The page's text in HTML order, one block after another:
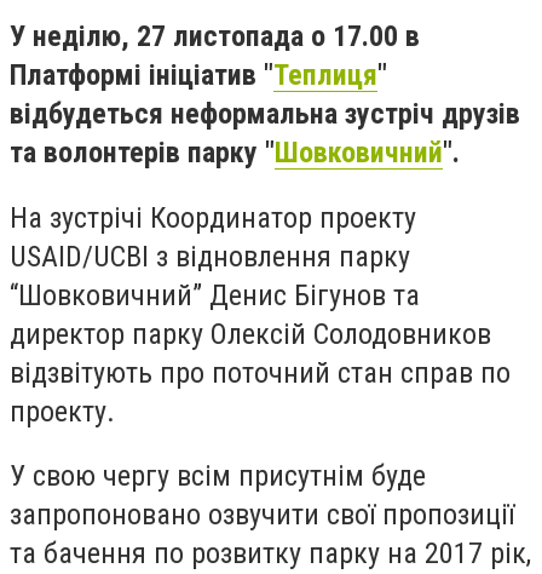
У неділю, 27 листопада о 17.00 в
Платформі ініціатив "Теплиця"
відбудеться неформальна зустріч друзів
та волонтерів парку "Шовковичний".
На зустрічі Координатор проекту
USAID/UCBI з відновлення парку
“Шовковичний” Денис Бігунов та
директор парку Олексій Солодовников
відзвітують про поточний стан справ по
проекту.
У свою чергу всім присутнім буде
запропоновано озвучити свої пропозиції
та бачення по розвитку парку на 2017 рік,